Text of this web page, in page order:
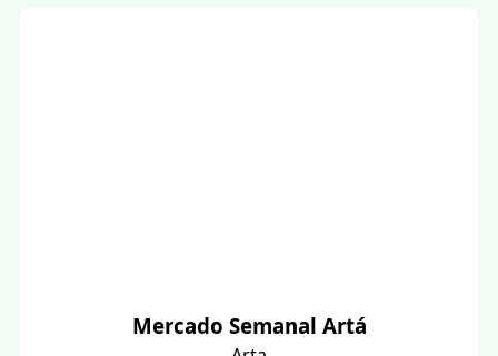
Mercado Semanal Artá